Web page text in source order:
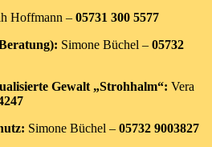
Hoffmann – 05731 300 5577
Simone Büchel – 05732
Gewalt „Strohhalm“: Vera
Simone Büchel – 05732 9003827